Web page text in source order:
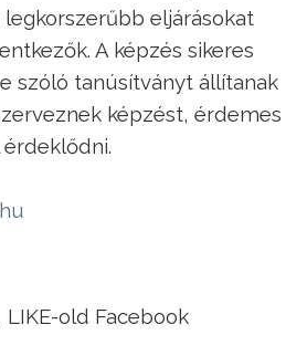
eljárásokat
A képzés sikeres
szóló tanúsítványt állítanak
képzést, érdemes
old Facebook